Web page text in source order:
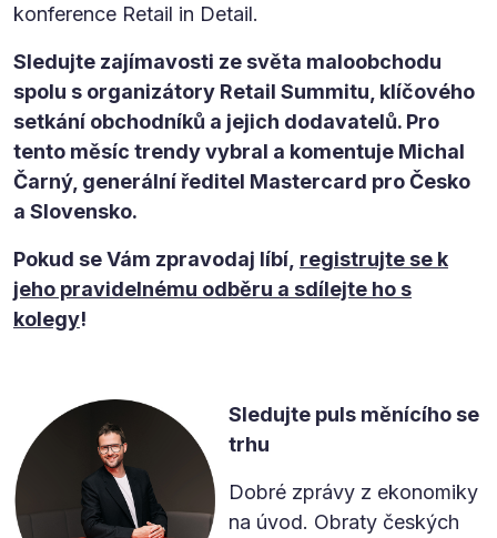
konference Retail in Detail.
Sledujte zajímavosti ze světa maloobchodu
spolu s organizátory Retail Summitu, klíčového
setkání obchodníků a jejich dodavatelů. Pro
tento měsíc trendy vybral a komentuje Michal
Čarný, generální ředitel Mastercard pro Česko
a Slovensko.
Pokud se Vám zpravodaj líbí, registrujte se k
jeho pravidelnému odběru a sdílejte ho s
kolegy!
Sledujte puls měnícího se
trhu
Dobré zprávy z ekonomiky
na úvod. Obraty českých